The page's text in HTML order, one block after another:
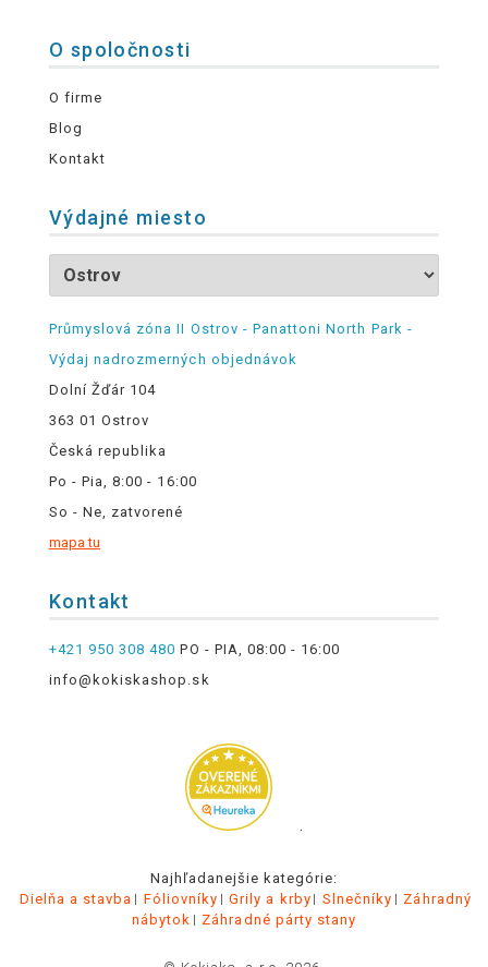
O spoločnosti
O firme
Blog
Kontakt
Výdajné miesto
Průmyslová zóna II Ostrov - Panattoni North Park -
Výdaj nadrozmerných objednávok
Dolní Žďár 104
363 01 Ostrov
Česká republika
Po - Pia, 8:00 - 16:00
So - Ne, zatvorené
mapa tu
Kontakt
+421 950 308 480 PO - PIA, 08:00 - 16:00
info@kokiskashop.sk
.
Najhľadanejšie kategórie:
Dielňa a stavba
Fóliovníky Grily a krby Slnečníky
Záhradný
nábytok
Záhradné párty stany